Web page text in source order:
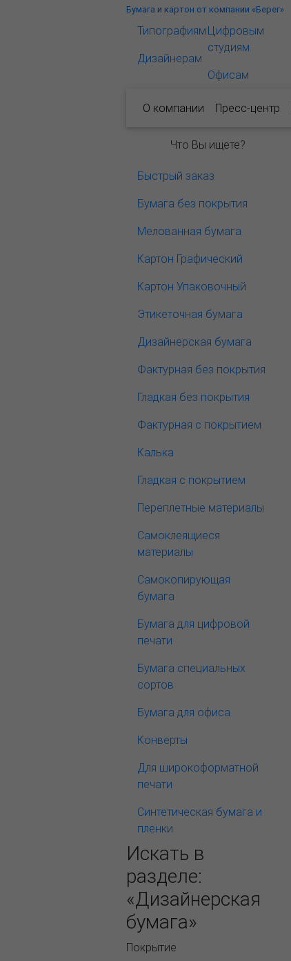
Бумага и картон от компании «Берег»
Типографиям
Дизайнерам
Цифровым
студиям
Офисам
О компании Пресс-центр
Что Вы ищете?
Быстрый заказ
Бумага без покрытия
Мелованная бумага
Картон Графический
Картон Упаковочный
Этикеточная бумага
Дизайнерская бумага
Фактурная без покрытия
Гладкая без покрытия
Фактурная с покрытием
Калька
Гладкая с покрытием
Переплетные материалы
Самоклеящиеся
материалы
Самокопирующая
бумага
Бумага для цифровой
печати
Бумага специальных
сортов
Бумага для офиса
Конверты
Для широкоформатной
печати
Синтетическая бумага и
пленки
Искать в
разделе:
«Дизайнерская
бумага»
Покрытие